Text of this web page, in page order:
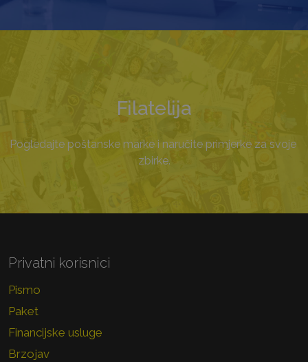
Filatelija
Pogledajte poštanske marke i naručite primjerke za svoje
zbirke.
Privatni korisnici
Pismo
Paket
Financijske usluge
Brzojav